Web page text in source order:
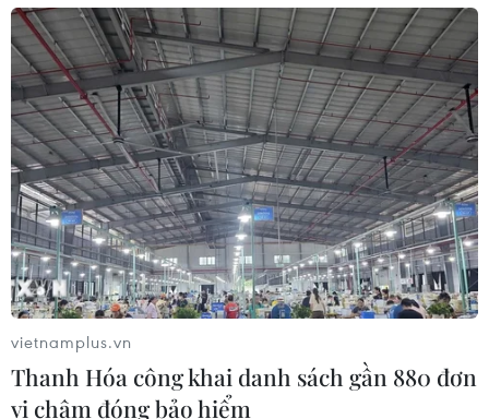
vietnamplus.vn
Thanh Hóa công khai danh sách gần 880 đơn
vị chậm đóng bảo hiểm